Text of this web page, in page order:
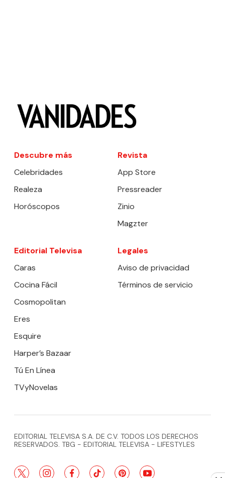
Descubre más
Celebridades
Realeza
Horóscopos
Revista
App Store
Pressreader
Zinio
Magzter
Editorial Televisa
Caras
Cocina Fácil
Cosmopolitan
Eres
Esquire
Harper’s Bazaar
Tú En Línea
TVyNovelas
Legales
Aviso de privacidad
Términos de servicio
EDITORIAL TELEVISA S.A. DE C.V. TODOS LOS DERECHOS
RESERVADOS. TBG - EDITORIAL TELEVISA - LIFESTYLES